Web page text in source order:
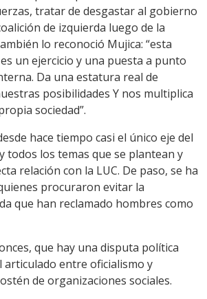
tratar de desgastar al gobierno
de izquierda luego de la
lo reconoció Mujica: “esta
un ejercicio y una puesta a punto
Da una estatura real de
posibilidades Y nos multiplica
sociedad”.
hace tiempo casi el único eje del
todos los temas que se plantean y
relación con la LUC. De paso, se ha
procuraron evitar la
que han reclamado hombres como
que hay una disputa política
articulado entre oficialismo y
de organizaciones sociales.